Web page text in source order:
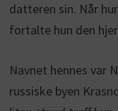
datteren sin. Når
fortalte hun den
Navnet hennes var
russiske byen